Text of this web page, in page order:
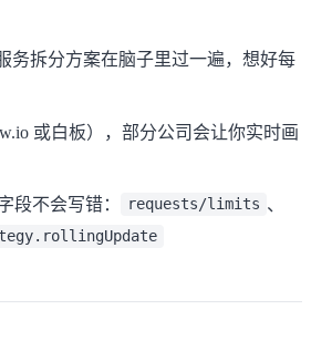
务拆分方案在脑子里过一遍，想好每
或白板），部分公司会让你实时画
段不会写错： requests/limits 、